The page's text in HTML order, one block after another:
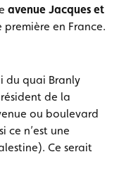
avenue Jacques et
en France.
du quai Branly
de la
ou boulevard
ce n’est une
Ce serait